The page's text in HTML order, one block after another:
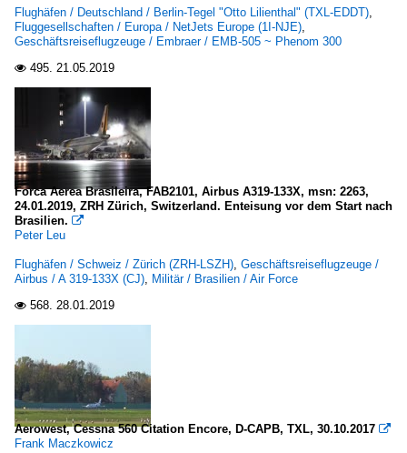
Flughäfen / Deutschland / Berlin-Tegel "Otto Lilienthal" (TXL-EDDT),
Fluggesellschaften / Europa / NetJets Europe (1I-NJE),
Geschäftsreiseflugzeuge / Embraer / EMB-505 ~ Phenom 300
 495. 21.05.2019
Forca Aerea Brasileira, FAB2101, Airbus A319-133X, msn: 2263,
24.01.2019, ZRH Zürich, Switzerland. Enteisung vor dem Start nach
Brasilien. 
Peter Leu
Flughäfen / Schweiz / Zürich (ZRH-LSZH), Geschäftsreiseflugzeuge /
Airbus / A 319-133X (CJ), Militär / Brasilien / Air Force
 568. 28.01.2019
Aerowest, Cessna 560 Citation Encore, D-CAPB, TXL, 30.10.2017 
Frank Maczkowicz